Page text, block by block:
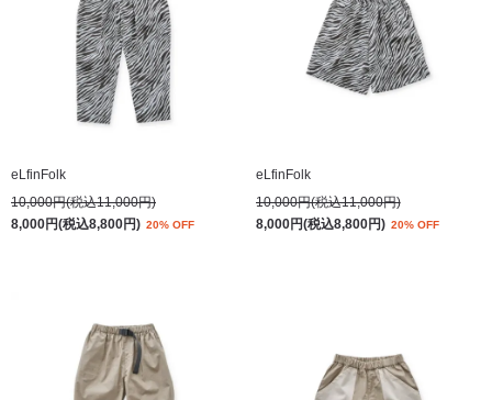
eLfinFolk
10,000円(税込11,000円)
8,000円(税込8,800円) 20% OFF
eLfinFolk
10,000円(税込11,000円)
8,000円(税込8,800円) 20% OFF